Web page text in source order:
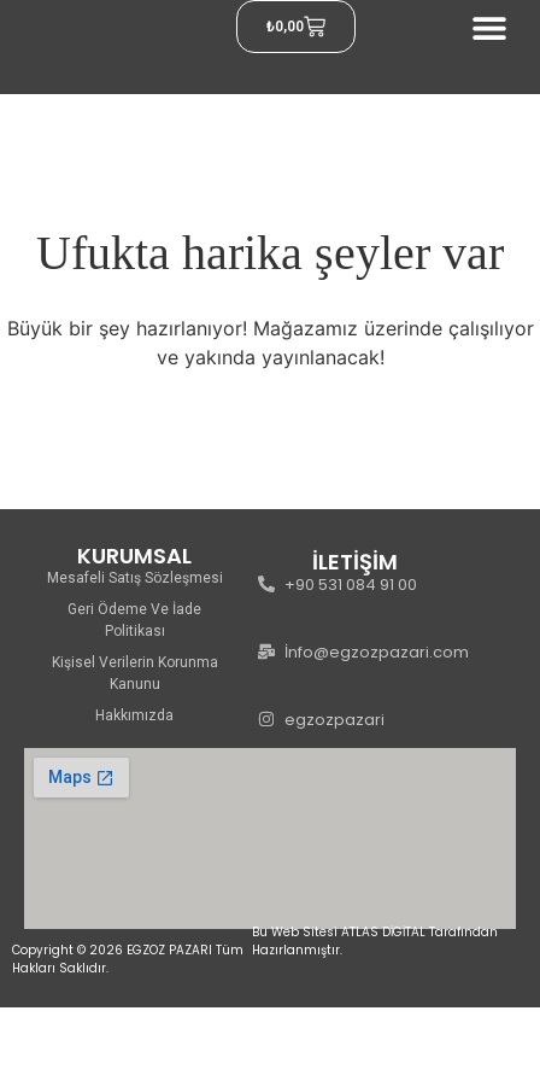
₺0,00
Ufukta harika şeyler var
Büyük bir şey hazırlanıyor! Mağazamız üzerinde çalışılıyor
ve yakında yayınlanacak!
KURUMSAL
Mesafeli Satış Sözleşmesi
Geri Ödeme Ve İade
Politikası
Kişisel Verilerin Korunma
Kanunu
Hakkımızda
İLETİŞİM
+90 531 084 91 00
İnfo@egzozpazari.com
egzozpazari
Copyright © 2026 EGZOZ PAZARI Tüm
Hakları Saklıdır.
Bu Web Sitesi ATLAS DİGİTAL Tarafından
Hazırlanmıştır.